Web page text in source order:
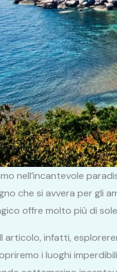
nell’incantevole
che si avvera per gli
offre molto più di
articolo, infatti,
i luoghi